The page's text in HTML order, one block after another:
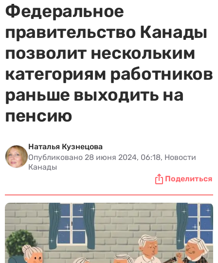
Федеральное
правительство Канады
позволит нескольким
категориям работников
раньше выходить на
пенсию
Наталья Кузнецова
Опубликовано 28 июня 2024, 06:18, Новости
Канады
Поделиться